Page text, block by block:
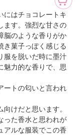
にはチョコレートキ
ます。強烈な甘さの
脳のような香りがか
き菓子っぽく感じる
服を脱いだ時に墨汁
魅力的な香りで、思
ートの匂いと言われ
けだと思います。
った香水と思われが
アルな服装でこの香